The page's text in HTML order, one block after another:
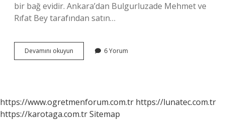
bir bağ evidir. Ankara’dan Bulgurluzade Mehmet ve
Rıfat Bey tarafından satın…
Devamını okuyun Çankaya
Köşkü
6 Yorum
https://www.ogretmenforum.com.tr https://lunatec.com.tr
https://karotaga.com.trSitemap